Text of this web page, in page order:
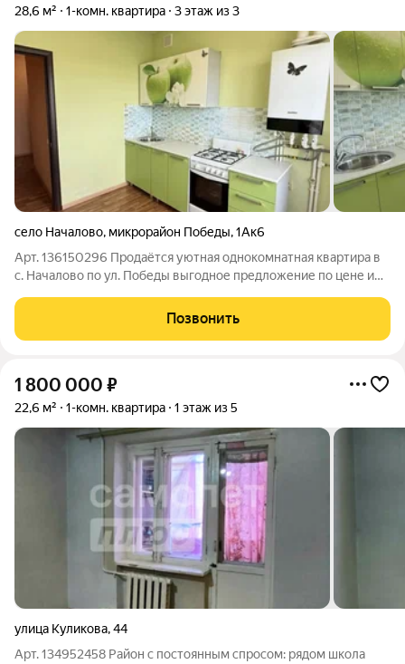
28,6 м² 1-комн. квартира 3 этаж из 3
село Началово, микрорайон Победы,1Ак6
Арт. 136150296 Продаётся уютная однокомнатная квартира в
с. Началово по ул. Победы выгодное предложение по цене и
(жилая 18 м, кухня 5 м) на 3-м этаже кирпичного дома (всего 3
этажа). Наличие
Позвонить
1 800 000 ₽
22,6 м² 1-комн. квартира 1 этаж из 5
улица Куликова,44
Арт. 134952458 Район с постоянным спросом: рядом школа